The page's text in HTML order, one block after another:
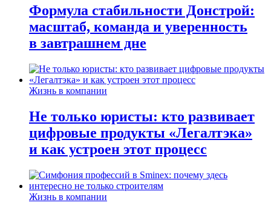
Формула стабильности Донстрой:
масштаб, команда и уверенность
в завтрашнем дне
Жизнь в компании
Не только юристы: кто развивает
цифровые продукты «Легалтэка»
и как устроен этот процесс
Жизнь в компании